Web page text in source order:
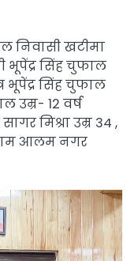
निवासी खटीमा
भूपेंद्र सिंह चुफाल
भूपेंद्र सिंह चुफाल
उम्र- 12 वर्ष
मिश्रा उम्र 34 ,
आलम नगर